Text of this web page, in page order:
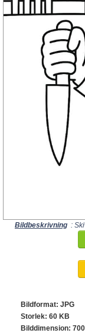
Bildbeskrivning :
Bildformat: JPG
Storlek: 60 KB
Bilddimension: